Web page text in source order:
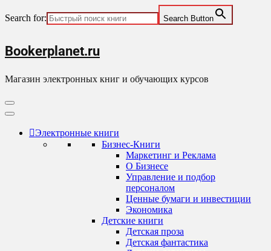
Search for: Search Button
toBookerplanet.ru
Магазин электронных книг и обучающих курсов
Primary
Menu
Электронные книги
Бизнес-Книги
Маркетинг и Реклама
О Бизнесе
Управление и подбор
персоналом
Ценные бумаги и инвестиции
Экономика
Детские книги
Детская проза
Детская фантастика